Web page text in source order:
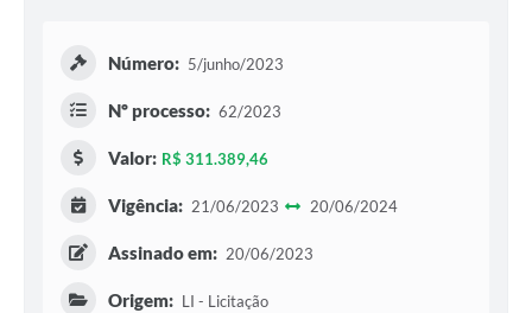
Número: 5/junho/2023
Nº processo: 62/2023
Valor: R$ 311.389,46
Vigência: 21/06/2023 20/06/2024
Assinado em: 20/06/2023
Origem: LI - Licitação